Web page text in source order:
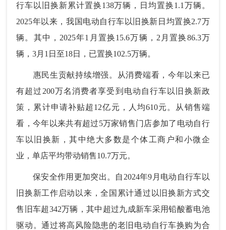
行车以旧换新累计置换138万辆，日均置换1.1万辆。
2025年以来，我国电动自行车以旧换新日均置换2.7万
辆。其中，2025年1月置换15.6万辆，2月置换86.3万
辆，3月1日至18日，已置换102.5万辆。
惠民生贡献持续增强。从消费端看，今年以来已
有超过200万名消费者享受到电动自行车以旧换新政
策，累计申请补贴超12亿元，人均610元。从销售端
看，今年以来共有超过5万家销售门店参加了电动自行
车以旧换新，其中绝大多数是个体工商户和小微企
业，单店平均带动销售10.7万元。
保安全作用更加突出。自2024年9月电动自行车以
旧换新工作启动以来，全国累计通过以旧换新方式交
售旧车超342万辆，其中超过九成新车采用铅酸蓄电池
驱动。通过将高风险隐患的老旧电动自行车换购为合